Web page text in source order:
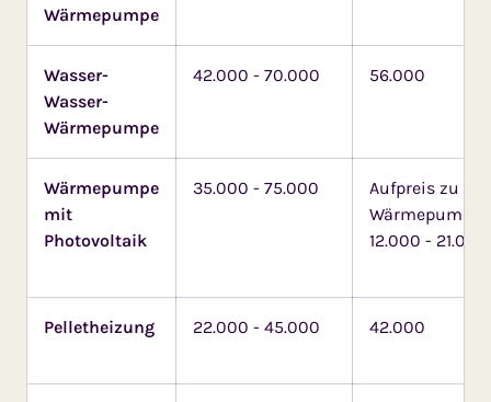
Wärmepumpe
Wasser-
Wasser-
Wärmepumpe
42.000 - 70.000 56.000
Wärmepumpe
mit
Photovoltaik
35.000 - 75.000
Aufpreis zu
Wärmepumpe
12.000 - 21.000
Pelletheizung 22.000 - 45.000 42.000